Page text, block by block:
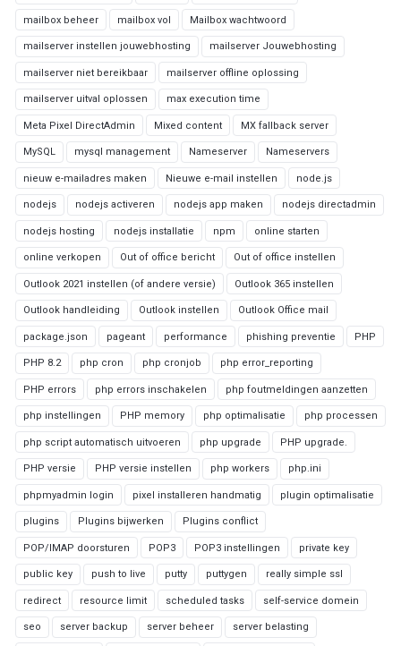
mailbox beheer mailbox vol Mailbox wachtwoord
mailserver instellen jouwebhosting mailserver Jouwebhosting
mailserver niet bereikbaar mailserver offline oplossing
mailserver uitval oplossen max execution time
Meta Pixel DirectAdmin Mixed content MX fallback server
MySQL mysql management Nameserver Nameservers
nieuw e-mailadres maken Nieuwe e-mail instellen node.js
nodejs nodejs activeren nodejs app maken nodejs directadmin
nodejs hosting nodejs installatie npm online starten
online verkopen Out of office bericht Out of office instellen
Outlook 2021 instellen (of andere versie) Outlook 365 instellen
Outlook handleiding Outlook instellen Outlook Office mail
package.json pageant performance phishing preventie PHP
PHP 8.2 php cron php cronjob php error_reporting
PHP errors php errors inschakelen php foutmeldingen aanzetten
php instellingen PHP memory php optimalisatie php processen
php script automatisch uitvoeren php upgrade PHP upgrade.
PHP versie PHP versie instellen php workers php.ini
phpmyadmin login pixel installeren handmatig plugin optimalisatie
plugins Plugins bijwerken Plugins conflict
POP/IMAP doorsturen POP3 POP3 instellingen private key
public key push to live putty puttygen really simple ssl
redirect resource limit scheduled tasks self-service domein
seo server backup server beheer server belasting